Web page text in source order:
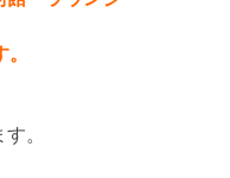
。